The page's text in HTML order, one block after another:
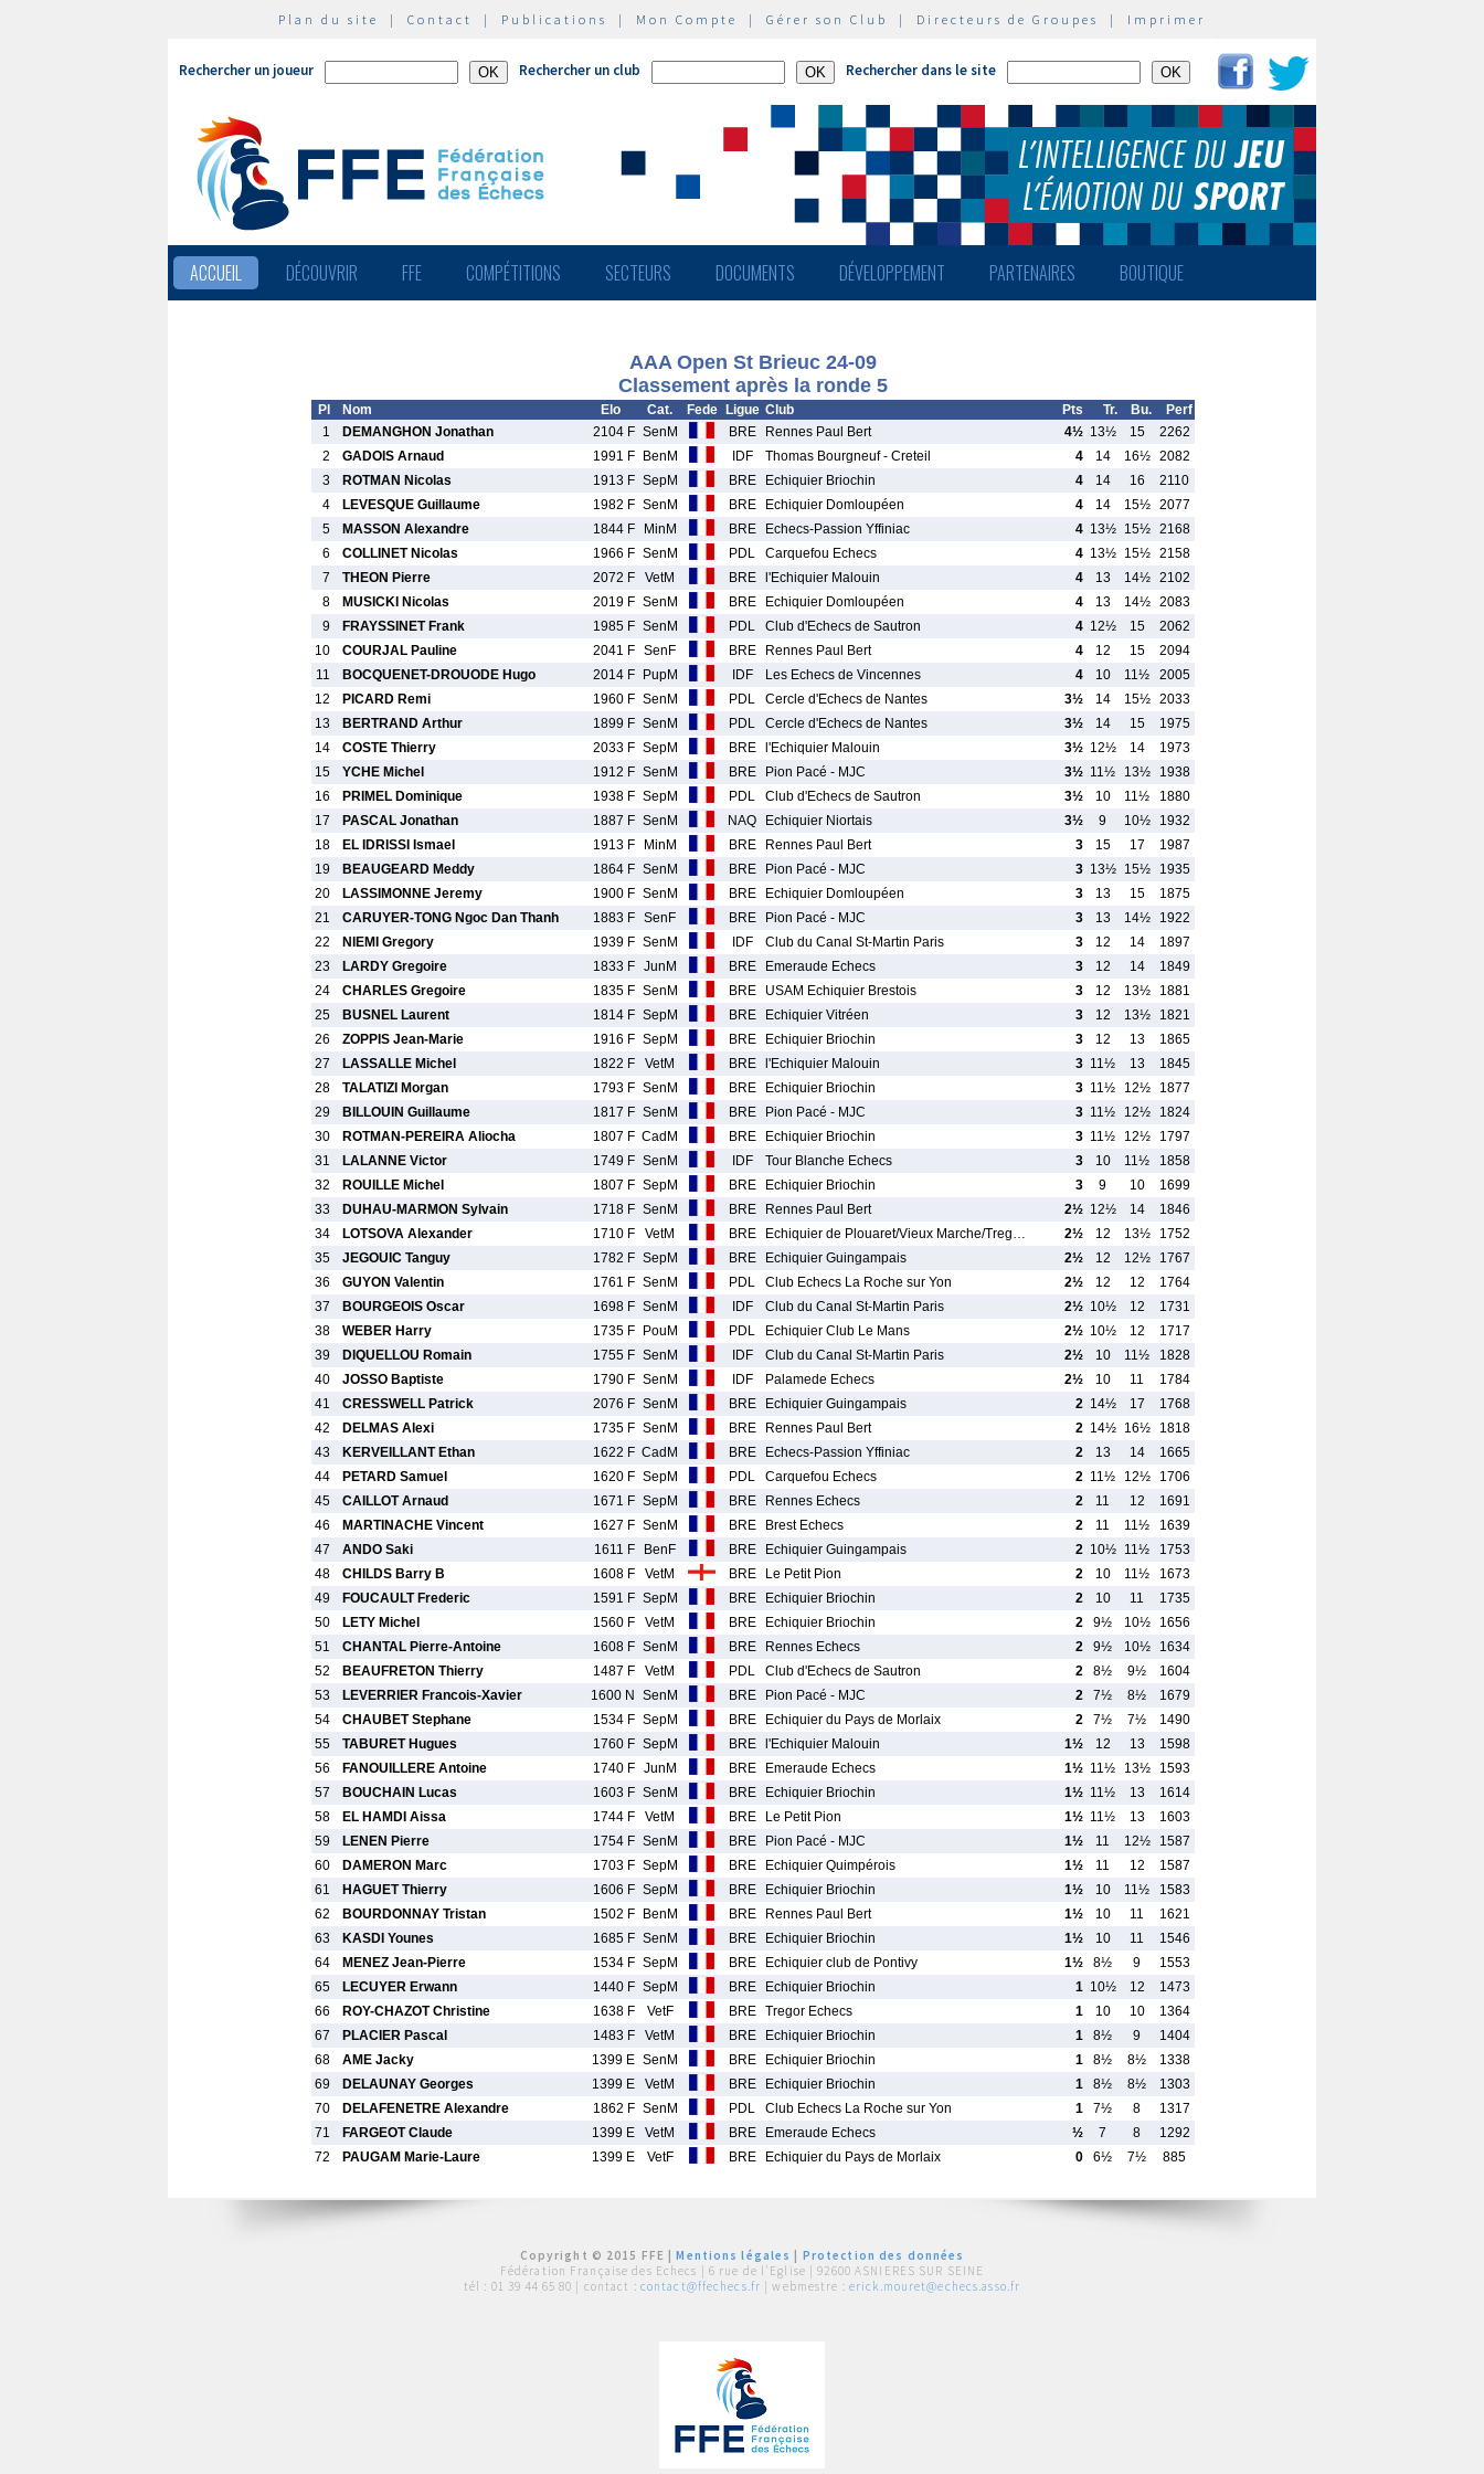
Plan du site | Contact | Publications | Mon Compte | Gérer son Club | Directeurs de Groupes | Imprimer
Rechercher un joueur Rechercher un club Rechercher dans le site
ACCUEIL DÉCOUVRIR FFE COMPÉTITIONS SECTEURS DOCUMENTS DÉVELOPPEMENT PARTENAIRES BOUTIQUE
AAA Open St Brieuc 24-09
Classement après la ronde 5
Pl Nom Elo Cat. Fede Ligue Club Pts Tr. Bu.
Perf
1
DEMANGHON Jonathan 2104 F SenM BRE Rennes Paul Bert 4½ 13½ 15
2262
2
GADOIS Arnaud 1991 F BenM IDF Thomas Bourgneuf - Creteil 4 14 16½
2082
3
ROTMAN Nicolas 1913 F SepM BRE Echiquier Briochin 4 14 16
2110
4
LEVESQUE Guillaume 1982 F SenM BRE Echiquier Domloupéen 4 14 15½
2077
5
MASSON Alexandre 1844 F MinM BRE Echecs-Passion Yffiniac 4 13½ 15½
2168
6
COLLINET Nicolas 1966 F SenM PDL Carquefou Echecs 4 13½ 15½
2158
7
THEON Pierre 2072 F VetM BRE l'Echiquier Malouin 4 13 14½
2102
8
MUSICKI Nicolas 2019 F SenM BRE Echiquier Domloupéen 4 13 14½
2083
9
FRAYSSINET Frank 1985 F SenM PDL Club d'Echecs de Sautron 4 12½ 15
2062
10
COURJAL Pauline 2041 F SenF BRE Rennes Paul Bert 4 12 15
2094
11
BOCQUENET-DROUODE Hugo 2014 F PupM IDF Les Echecs de Vincennes 4 10 11½
2005
12
PICARD Remi 1960 F SenM PDL Cercle d'Echecs de Nantes 3½ 14 15½
2033
13
BERTRAND Arthur 1899 F SenM PDL Cercle d'Echecs de Nantes 3½ 14 15
1975
14
COSTE Thierry 2033 F SepM BRE l'Echiquier Malouin 3½ 12½ 14
1973
15
YCHE Michel 1912 F SenM BRE Pion Pacé - MJC 3½ 11½ 13½
1938
16
PRIMEL Dominique 1938 F SepM PDL Club d'Echecs de Sautron 3½ 10 11½
1880
17
PASCAL Jonathan 1887 F SenM NAQ Echiquier Niortais 3½ 9 10½
1932
18
EL IDRISSI Ismael 1913 F MinM BRE Rennes Paul Bert 3 15 17
1987
19
BEAUGEARD Meddy 1864 F SenM BRE Pion Pacé - MJC 3 13½ 15½
1935
20
LASSIMONNE Jeremy 1900 F SenM BRE Echiquier Domloupéen 3 13 15
1875
21
CARUYER-TONG Ngoc Dan Thanh 1883 F SenF BRE Pion Pacé - MJC 3 13 14½
1922
22
NIEMI Gregory 1939 F SenM IDF Club du Canal St-Martin Paris 3 12 14
1897
23
LARDY Gregoire 1833 F JunM BRE Emeraude Echecs 3 12 14
1849
24
CHARLES Gregoire 1835 F SenM BRE USAM Echiquier Brestois 3 12 13½
1881
25
BUSNEL Laurent 1814 F SepM BRE Echiquier Vitréen 3 12 13½
1821
26
ZOPPIS Jean-Marie 1916 F SepM BRE Echiquier Briochin 3 12 13
1865
27
LASSALLE Michel 1822 F VetM BRE l'Echiquier Malouin 3 11½ 13
1845
28
TALATIZI Morgan 1793 F SenM BRE Echiquier Briochin 3 11½ 12½
1877
29
BILLOUIN Guillaume 1817 F SenM BRE Pion Pacé - MJC 3 11½ 12½
1824
30
ROTMAN-PEREIRA Aliocha 1807 F CadM BRE Echiquier Briochin 3 11½ 12½
1797
31
LALANNE Victor 1749 F SenM IDF Tour Blanche Echecs 3 10 11½
1858
32
ROUILLE Michel 1807 F SepM BRE Echiquier Briochin 3 9 10
1699
33
DUHAU-MARMON Sylvain 1718 F SenM BRE Rennes Paul Bert 2½ 12½ 14
1846
34
LOTSOVA Alexander 1710 F VetM BRE Echiquier de Plouaret/Vieux Marche/Treg… 2½ 12 13½
1752
35
JEGOUIC Tanguy 1782 F SepM BRE Echiquier Guingampais 2½ 12 12½
1767
36
GUYON Valentin 1761 F SenM PDL Club Echecs La Roche sur Yon 2½ 12 12
1764
37
BOURGEOIS Oscar 1698 F SenM IDF Club du Canal St-Martin Paris 2½ 10½ 12
1731
38
WEBER Harry 1735 F PouM PDL Echiquier Club Le Mans 2½ 10½ 12
1717
39
DIQUELLOU Romain 1755 F SenM IDF Club du Canal St-Martin Paris 2½ 10 11½
1828
40
JOSSO Baptiste 1790 F SenM IDF Palamede Echecs 2½ 10 11
1784
41
CRESSWELL Patrick 2076 F SenM BRE Echiquier Guingampais 2 14½ 17
1768
42
DELMAS Alexi 1735 F SenM BRE Rennes Paul Bert 2 14½ 16½
1818
43
KERVEILLANT Ethan 1622 F CadM BRE Echecs-Passion Yffiniac 2 13 14
1665
44
PETARD Samuel 1620 F SepM PDL Carquefou Echecs 2 11½ 12½
1706
45
CAILLOT Arnaud 1671 F SepM BRE Rennes Echecs 2 11 12
1691
46
MARTINACHE Vincent 1627 F SenM BRE Brest Echecs 2 11 11½
1639
47
ANDO Saki 1611 F BenF BRE Echiquier Guingampais 2 10½ 11½
1753
48
CHILDS Barry B 1608 F VetM BRE Le Petit Pion 2 10 11½
1673
49
FOUCAULT Frederic 1591 F SepM BRE Echiquier Briochin 2 10 11
1735
50
LETY Michel 1560 F VetM BRE Echiquier Briochin 2 9½ 10½
1656
51
CHANTAL Pierre-Antoine 1608 F SenM BRE Rennes Echecs 2 9½ 10½
1634
52
BEAUFRETON Thierry 1487 F VetM PDL Club d'Echecs de Sautron 2 8½ 9½
1604
53
LEVERRIER Francois-Xavier 1600 N SenM BRE Pion Pacé - MJC 2 7½ 8½
1679
54
CHAUBET Stephane 1534 F SepM BRE Echiquier du Pays de Morlaix 2 7½ 7½
1490
55
TABURET Hugues 1760 F SepM BRE l'Echiquier Malouin 1½ 12 13
1598
56
FANOUILLERE Antoine 1740 F JunM BRE Emeraude Echecs 1½ 11½ 13½
1593
57
BOUCHAIN Lucas 1603 F SenM BRE Echiquier Briochin 1½ 11½ 13
1614
58
EL HAMDI Aissa 1744 F VetM BRE Le Petit Pion 1½ 11½ 13
1603
59
LENEN Pierre 1754 F SenM BRE Pion Pacé - MJC 1½ 11 12½
1587
60
DAMERON Marc 1703 F SepM BRE Echiquier Quimpérois 1½ 11 12
1587
61
HAGUET Thierry 1606 F SepM BRE Echiquier Briochin 1½ 10 11½
1583
62
BOURDONNAY Tristan 1502 F BenM BRE Rennes Paul Bert 1½ 10 11
1621
63
KASDI Younes 1685 F SenM BRE Echiquier Briochin 1½ 10 11
1546
64
MENEZ Jean-Pierre 1534 F SepM BRE Echiquier club de Pontivy 1½ 8½ 9
1553
65
LECUYER Erwann 1440 F SepM BRE Echiquier Briochin 1 10½ 12
1473
66
ROY-CHAZOT Christine 1638 F VetF BRE Tregor Echecs 1 10 10
1364
67
PLACIER Pascal 1483 F VetM BRE Echiquier Briochin 1 8½ 9
1404
68
AME Jacky 1399 E SenM BRE Echiquier Briochin 1 8½ 8½
1338
69
DELAUNAY Georges 1399 E VetM BRE Echiquier Briochin 1 8½ 8½
1303
70
DELAFENETRE Alexandre 1862 F SenM PDL Club Echecs La Roche sur Yon 1 7½ 8
1317
71
FARGEOT Claude 1399 E VetM BRE Emeraude Echecs ½ 7 8
1292
72
PAUGAM Marie-Laure 1399 E VetF BRE Echiquier du Pays de Morlaix 0 6½ 7½ 885
Copyright © 2015 FFE |Mentions légales
Protection des données
Fédération Française des Echecs | 6 rue de l'Eglise | 92600 ASNIERES SUR SEINE
tél : 01 39 44 65 80 | contact : contact@ffechecs.fr | webmestre : erick.mouret@echecs.asso.fr